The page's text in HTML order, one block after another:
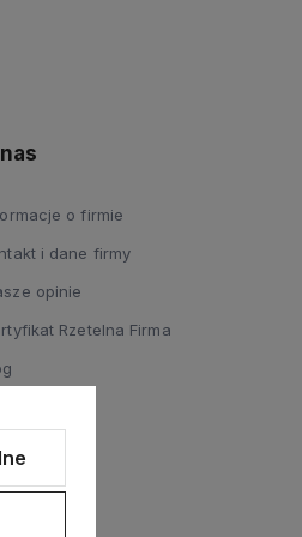
o firmie
i dane firmy
opinie
Rzetelna Firma